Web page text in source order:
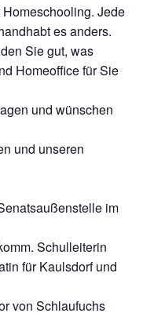
Jede
es anders.
Sie gut, was
Homeoffice für Sie
und wünschen
und unseren
im
Schulleiterin
für Kaulsdorf und
von Schlaufuchs